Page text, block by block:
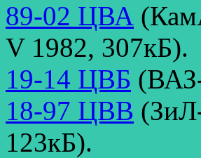
89-02 ЦВА
V 1982, 307кБ).
19-14 ЦВБ
18-97 ЦВВ
123кБ).